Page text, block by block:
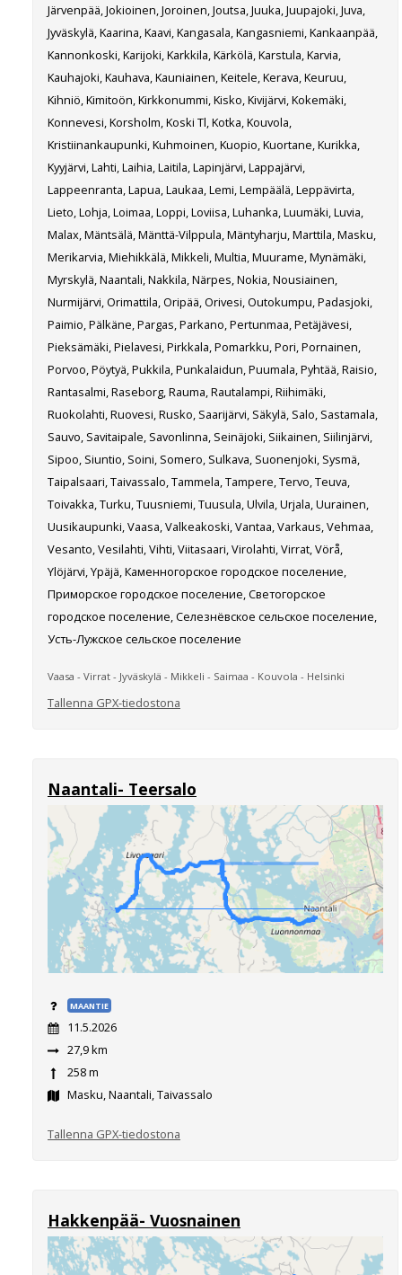
Järvenpää, Jokioinen, Joroinen, Joutsa, Juuka, Juupajoki, Juva,
Jyväskylä, Kaarina, Kaavi, Kangasala, Kangasniemi, Kankaanpää,
Kannonkoski, Karijoki, Karkkila, Kärkölä, Karstula, Karvia,
Kauhajoki, Kauhava, Kauniainen, Keitele, Kerava, Keuruu,
Kihniö, Kimitoön, Kirkkonummi, Kisko, Kivijärvi, Kokemäki,
Konnevesi, Korsholm, Koski Tl, Kotka, Kouvola,
Kristiinankaupunki, Kuhmoinen, Kuopio, Kuortane, Kurikka,
Kyyjärvi, Lahti, Laihia, Laitila, Lapinjärvi, Lappajärvi,
Lappeenranta, Lapua, Laukaa, Lemi, Lempäälä, Leppävirta,
Lieto, Lohja, Loimaa, Loppi, Loviisa, Luhanka, Luumäki, Luvia,
Malax, Mäntsälä, Mänttä-Vilppula, Mäntyharju, Marttila, Masku,
Merikarvia, Miehikkälä, Mikkeli, Multia, Muurame, Mynämäki,
Myrskylä, Naantali, Nakkila, Närpes, Nokia, Nousiainen,
Nurmijärvi, Orimattila, Oripää, Orivesi, Outokumpu, Padasjoki,
Paimio, Pälkäne, Pargas, Parkano, Pertunmaa, Petäjävesi,
Pieksämäki, Pielavesi, Pirkkala, Pomarkku, Pori, Pornainen,
Porvoo, Pöytyä, Pukkila, Punkalaidun, Puumala, Pyhtää, Raisio,
Rantasalmi, Raseborg, Rauma, Rautalampi, Riihimäki,
Ruokolahti, Ruovesi, Rusko, Saarijärvi, Säkylä, Salo, Sastamala,
Sauvo, Savitaipale, Savonlinna, Seinäjoki, Siikainen, Siilinjärvi,
Sipoo, Siuntio, Soini, Somero, Sulkava, Suonenjoki, Sysmä,
Taipalsaari, Taivassalo, Tammela, Tampere, Tervo, Teuva,
Toivakka, Turku, Tuusniemi, Tuusula, Ulvila, Urjala, Uurainen,
Uusikaupunki, Vaasa, Valkeakoski, Vantaa, Varkaus, Vehmaa,
Vesanto, Vesilahti, Vihti, Viitasaari, Virolahti, Virrat, Vörå,
Ylöjärvi, Ypäjä, Каменногорское городское поселение,
Приморское городское поселение, Светогорское
городское поселение, Селезнёвское сельское поселение,
Усть-Лужское сельское поселение
Vaasa - Virrat - Jyväskylä - Mikkeli - Saimaa - Kouvola - Helsinki
Tallenna GPX-tiedostona
Naantali- Teersalo
MAANTIE
11.5.2026
27,9 km
258 m
Masku, Naantali, Taivassalo
Tallenna GPX-tiedostona
Hakkenpää- Vuosnainen